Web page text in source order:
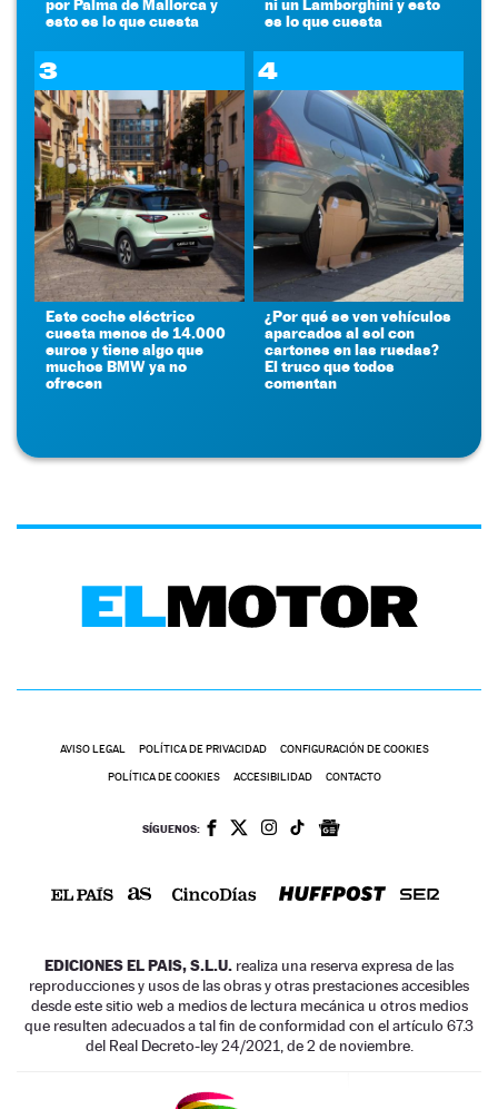
por Palma de Mallorca y
esto es lo que cuesta
ni un Lamborghini y esto
es lo que cuesta
3
Este coche eléctrico
cuesta menos de 14.000
euros y tiene algo que
muchos BMW ya no
ofrecen
4
¿Por qué se ven vehículos
aparcados al sol con
cartones en las ruedas?
El truco que todos
comentan
AVISO LEGAL POLÍTICA DE PRIVACIDAD CONFIGURACIÓN DE COOKIES
POLÍTICA DE COOKIES ACCESIBILIDAD CONTACTO
SÍGUENOS:
EDICIONES EL PAIS, S.L.U. realiza una reserva expresa de las
reproducciones y usos de las obras y otras prestaciones accesibles
desde este sitio web a medios de lectura mecánica u otros medios
que resulten adecuados a tal fin de conformidad con el artículo 67.3
del Real Decreto-ley 24/2021, de 2 de noviembre.